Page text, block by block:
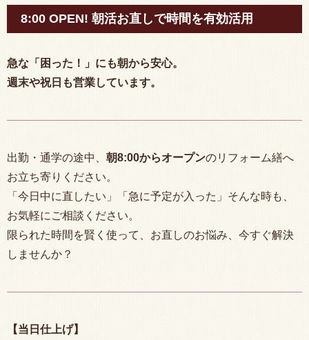
8:00 OPEN! 朝活お直しで時間を有効活用
急な「困った！」にも朝から安心。
週末や祝日も営業しています。
出勤・通学の途中、 朝8:00からオープンのリフォーム繕へ
お立ち寄りください。
「今日中に直したい」「急に予定が入った」そんな時も、
お気軽にご相談ください。
限られた時間を賢く使って、お直しのお悩み、今すぐ解決
しませんか？
【当日仕上げ】